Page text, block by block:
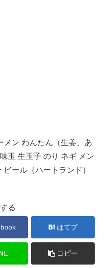
メン わんたん（生姜、あ
玉 生玉子 のり ネギ メン
ール（ハートランド）
る
はてブ
コピー